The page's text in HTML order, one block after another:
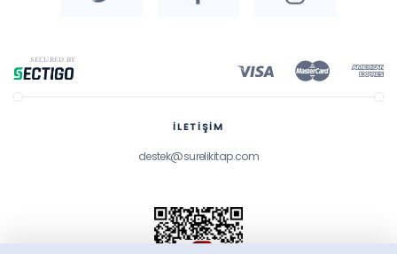
İLETİŞİM
destek@surelikitap.com